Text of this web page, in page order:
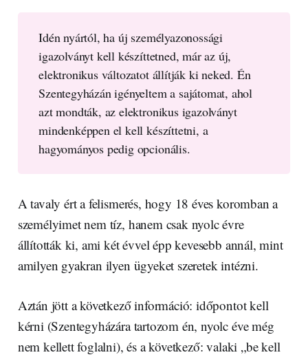
Idén nyártól, ha új személyazonossági
igazolványt kell készíttetned, már az új,
elektronikus változatot állítják ki neked. Én
Szentegyházán igényeltem a sajátomat, ahol
azt mondták, az elektronikus igazolványt
mindenképpen el kell készíttetni, a
hagyományos pedig opcionális.
A tavaly ért a felismerés, hogy 18 éves koromban a
személyimet nem tíz, hanem csak nyolc évre
állították ki, ami két évvel épp kevesebb annál, mint
amilyen gyakran ilyen ügyeket szeretek intézni.
Aztán jött a következő információ: időpontot kell
kérni (Szentegyházára tartozom én, nyolc éve még
nem kellett foglalni), és a következő: valaki „be kell